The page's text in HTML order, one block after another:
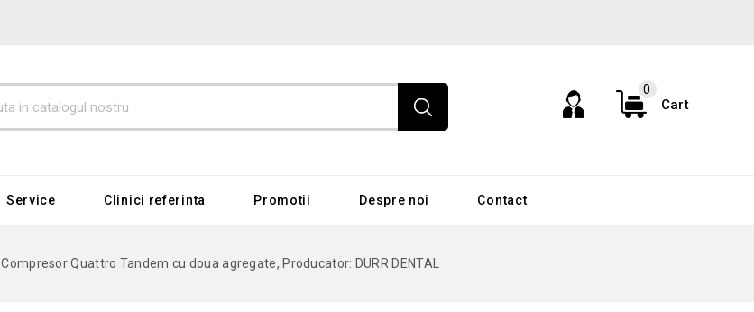
Cart
0
Service Clinici referinta Promotii Despre noi Contact
Compresor Quattro Tandem cu doua agregate, Producator: DURR DENTAL